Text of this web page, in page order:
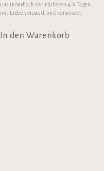
uns innerhalb der nächsten 4-8 Tagen
mit Liebe verpackt und versendet!
In den Warenkorb